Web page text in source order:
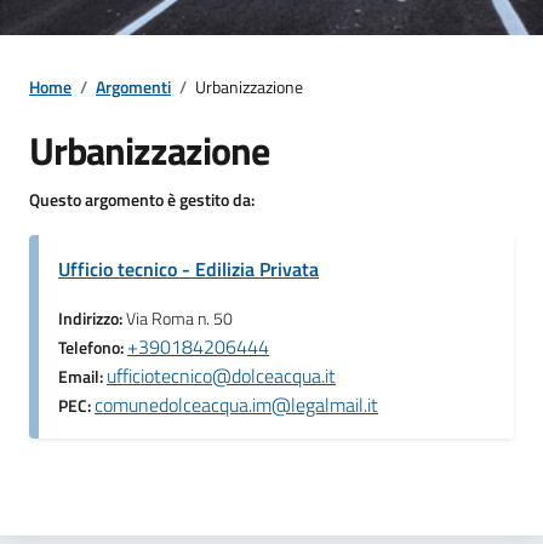
Home / Argomenti / Urbanizzazione
Urbanizzazione
Questo argomento è gestito da:
Ufficio tecnico - Edilizia Privata
Indirizzo:Via Roma n. 50
Telefono:+390184206444
Email:ufficiotecnico@dolceacqua.it
PEC:comunedolceacqua.im@legalmail.it